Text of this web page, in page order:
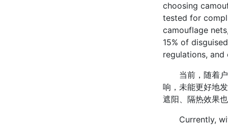
choosing
tested for
camouflage
15% of
regulations,
当前，随着户
响，未能更好地
遮阳、隔热效果
Currently,